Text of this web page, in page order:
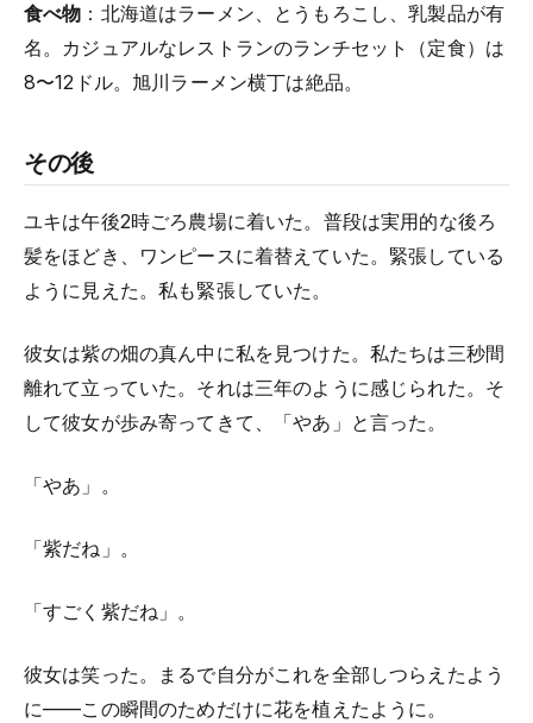
食べ物 ：北海道はラーメン、とうもろこし、乳製品が有
名。カジュアルなレストランのランチセット（定食）は
8〜12ドル。旭川ラーメン横丁は絶品。
その後
ユキは午後2時ごろ農場に着いた。普段は実用的な後ろ
髪をほどき、ワンピースに着替えていた。緊張している
ように見えた。私も緊張していた。
彼女は紫の畑の真ん中に私を見つけた。私たちは三秒間
離れて立っていた。それは三年のように感じられた。そ
して彼女が歩み寄ってきて、「やあ」と言った。
「やあ」。
「紫だね」。
「すごく紫だね」。
彼女は笑った。まるで自分がこれを全部しつらえたよう
に——この瞬間のためだけに花を植えたように。